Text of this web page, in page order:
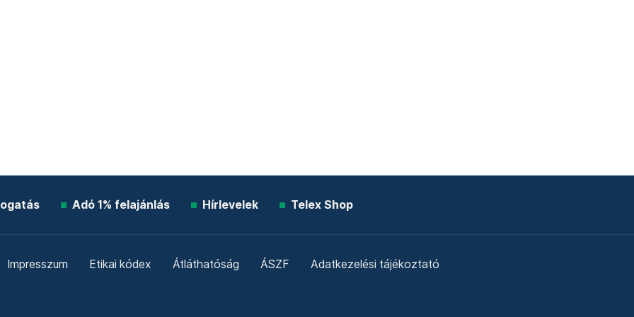
Adó 1% felajánlás Hírlevelek Telex Shop
Impresszum Etikai kódex Átláthatóság ÁSZF Adatkezelési tájékoztató